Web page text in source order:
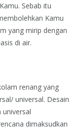
Sebab itu
Kamu
yang mirip dengan
di air.
renang yang
universal. Desain
universal
dimaksudkan